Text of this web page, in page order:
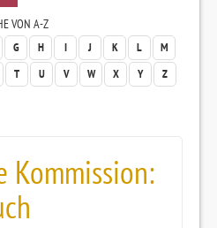
VON A-Z
G H I J K L
M
T U V W X Y
Z
Kommission: